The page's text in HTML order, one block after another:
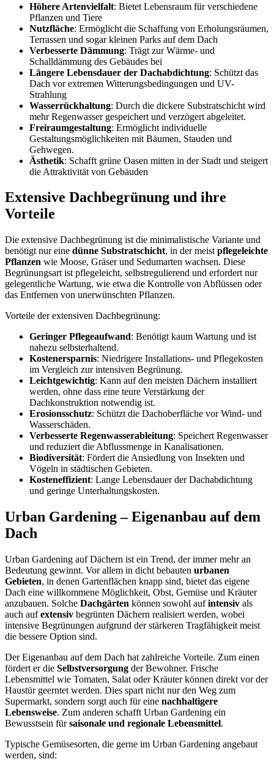
Höhere Artenvielfalt: Bietet Lebensraum für verschiedene
Pflanzen und Tiere
Nutzfläche: Ermöglicht die Schaffung von Erholungsräumen,
Terrassen und sogar kleinen Parks auf dem Dach
Verbesserte Dämmung: Trägt zur Wärme- und
Schalldämmung des Gebäudes bei
Längere Lebensdauer der Dachabdichtung: Schützt das
Dach vor extremen Witterungsbedingungen und UV-
Strahlung
Wasserrückhaltung: Durch die dickere Substratschicht wird
mehr Regenwasser gespeichert und verzögert abgeleitet.
Freiraumgestaltung: Ermöglicht individuelle
Gestaltungsmöglichkeiten mit Bäumen, Stauden und
Gehwegen.
Ästhetik: Schafft grüne Oasen mitten in der Stadt und steigert
die Attraktivität von Gebäuden
Extensive Dachbegrünung und ihre
Vorteile
Die extensive Dachbegrünung ist die minimalistische Variante und
benötigt nur eine dünne Substratschicht, in der meist pflegeleichte
Pflanzen wie Moose, Gräser und Sedumarten wachsen. Diese
Begrünungsart ist pflegeleicht, selbstregulierend und erfordert nur
gelegentliche Wartung, wie etwa die Kontrolle von Abflüssen oder
das Entfernen von unerwünschten Pflanzen.
Vorteile der extensiven Dachbegrünung:
Geringer Pflegeaufwand: Benötigt kaum Wartung und ist
nahezu selbsterhaltend.
Kostenersparnis: Niedrigere Installations- und Pflegekosten
im Vergleich zur intensiven Begrünung.
Leichtgewichtig: Kann auf den meisten Dächern installiert
werden, ohne dass eine teure Verstärkung der
Dachkonstruktion notwendig ist.
Erosionsschutz: Schützt die Dachoberfläche vor Wind- und
Wasserschäden.
Verbesserte Regenwasserableitung: Speichert Regenwasser
und reduziert die Abflussmenge in Kanalisationen.
Biodiversität: Fördert die Ansiedlung von Insekten und
Vögeln in städtischen Gebieten.
Kosteneffizient: Lange Lebensdauer der Dachabdichtung
und geringe Unterhaltungskosten.
Urban Gardening – Eigenanbau auf dem
Dach
Urban Gardening auf Dächern ist ein Trend, der immer mehr an
Bedeutung gewinnt. Vor allem in dicht bebauten urbanen
Gebieten, in denen Gartenflächen knapp sind, bietet das eigene
Dach eine willkommene Möglichkeit, Obst, Gemüse und Kräuter
anzubauen. Solche Dachgärten können sowohl aufintensiv als
auch aufextensiv begrünten Dächern realisiert werden, wobei
intensive Begrünungen aufgrund der stärkeren Tragfähigkeit meist
die bessere Option sind.
Der Eigenanbau auf dem Dach hat zahlreiche Vorteile. Zum einen
fördert er die Selbstversorgung der Bewohner. Frische
Lebensmittel wie Tomaten, Salat oder Kräuter können direkt vor der
Haustür geerntet werden. Dies spart nicht nur den Weg zum
Supermarkt, sondern sorgt auch für eine nachhaltigere
Lebensweise. Zum anderen schafft Urban Gardening ein
Bewusstsein fürsaisonale und regionale Lebensmittel.
Typische Gemüsesorten, die gerne im Urban Gardening angebaut
werden, sind: